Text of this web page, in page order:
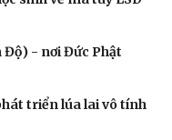
Độ) - nơi Đức Phật
triển lúa lai vô tính